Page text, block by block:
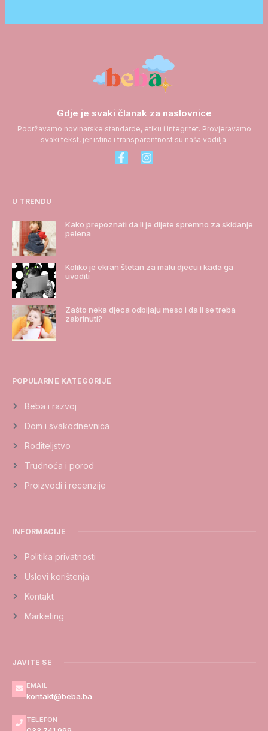
Gdje je svaki članak za naslovnice
Podržavamo novinarske standarde, etiku i integritet. Provjeravamo
svaki tekst, jer istina i transparentnost su naša vodilja.
U TRENDU
Kako prepoznati da li je dijete spremno za skidanje
pelena
Koliko je ekran štetan za malu djecu i kada ga
uvoditi
Zašto neka djeca odbijaju meso i da li se treba
zabrinuti?
POPULARNE KATEGORIJE
Beba i razvoj
Dom i svakodnevnica
Roditeljstvo
Trudnoća i porod
Proizvodi i recenzije
INFORMACIJE
Politika privatnosti
Uslovi korištenja
Kontakt
Marketing
JAVITE SE
EMAIL
kontakt@beba.ba
TELEFON